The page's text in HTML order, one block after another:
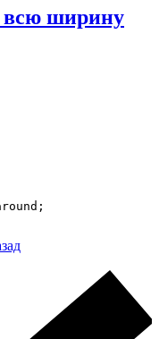
ширину